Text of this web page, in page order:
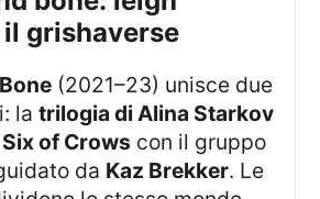
grishaverse
(2021–23) unisce due
latrilogia di Alina Starkov
of Crows con il gruppo
da Kaz Brekker. Le